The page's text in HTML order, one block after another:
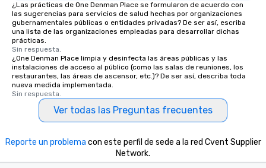
¿Las prácticas de One Denman Place se formularon de acuerdo con
las sugerencias para servicios de salud hechas por organizaciones
gubernamentales públicas o entidades privadas? De ser así, escriba
una lista de las organizaciones empleadas para desarrollar dichas
prácticas.
Sin respuesta.
¿One Denman Place limpia y desinfecta las áreas públicas y las
instalaciones de acceso al público (como las salas de reuniones, los
restaurantes, las áreas de ascensor, etc.)? De ser así, describa toda
nueva medida implementada.
Sin respuesta.
Ver todas las Preguntas frecuentes
Reporte un problema con este perfil de sede a la red Cvent Supplier
Network.